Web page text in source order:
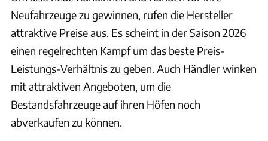
Neufahrzeuge zu gewinnen, rufen die Hersteller
attraktive Preise aus. Es scheint in der Saison 2026
einen regelrechten Kampf um das beste Preis-
Leistungs-Verhältnis zu geben. Auch Händler winken
mit attraktiven Angeboten, um die
Bestandsfahrzeuge auf ihren Höfen noch
abverkaufen zu können.